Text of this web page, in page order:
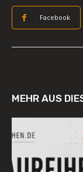
Facebook
MEHR AUS